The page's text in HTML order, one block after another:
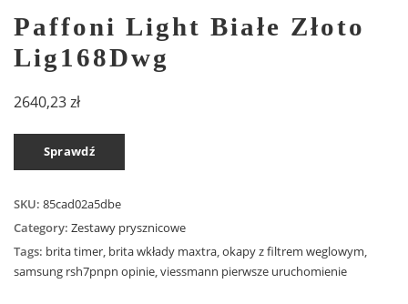
Paffoni Light Białe Złoto
Lig168Dwg
2640,23zł
Sprawdź
SKU: 85cad02a5dbe
Category: Zestawy prysznicowe
Tags: brita timer, brita wkłady maxtra,okapy z filtrem weglowym,
samsung rsh7pnpn opinie,viessmann pierwsze uruchomienie